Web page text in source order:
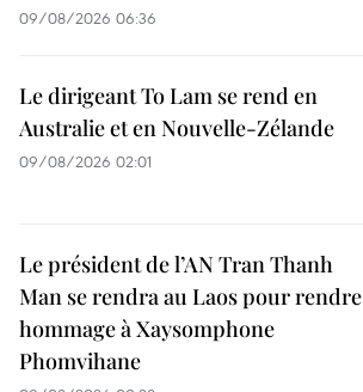
09/08/2026 06:36
Le dirigeant To Lam se rend en
Australie et en Nouvelle-Zélande
09/08/2026 02:01
Le président de l’AN Tran Thanh
Man se rendra au Laos pour rendre
hommage à Xaysomphone
Phomvihane